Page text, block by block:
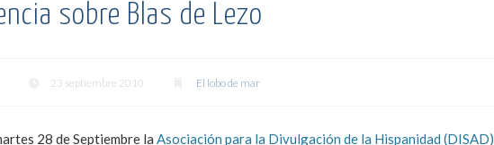
sobre Blas de Lezo
23 septiembre 2010 El lobo de mar
28 de Septiembre la Asociación para la Divulgación de la Hispanidad (DISAD)